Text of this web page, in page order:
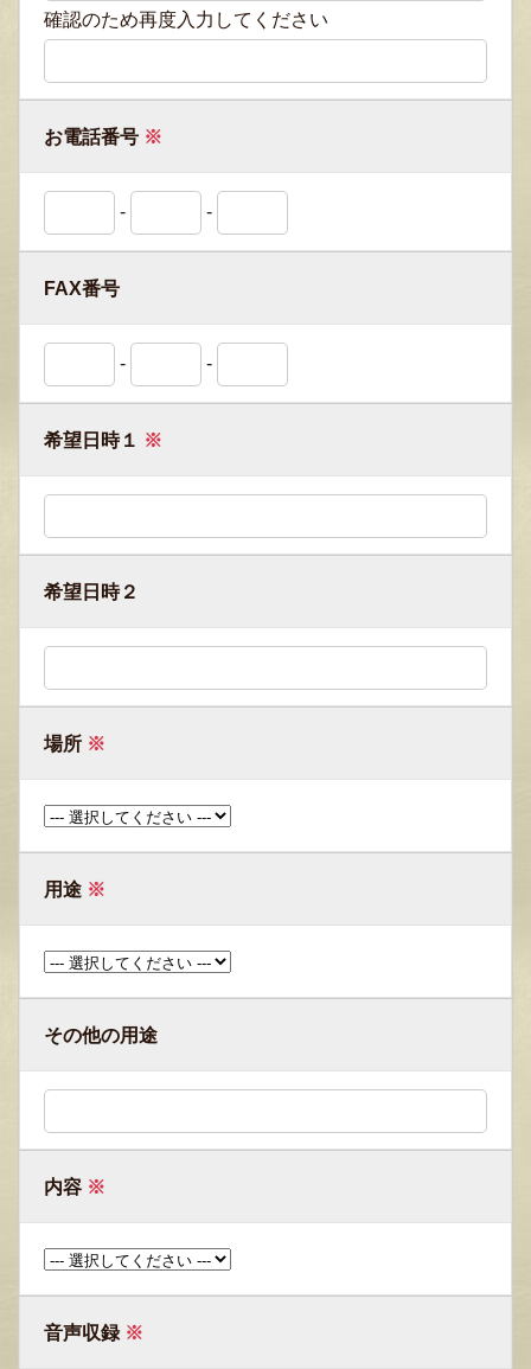
確認のため再度入力してください
お電話番号 ※
- -
FAX番号
- -
希望日時１ ※
希望日時２
場所 ※
用途 ※
その他の用途
内容 ※
音声収録 ※